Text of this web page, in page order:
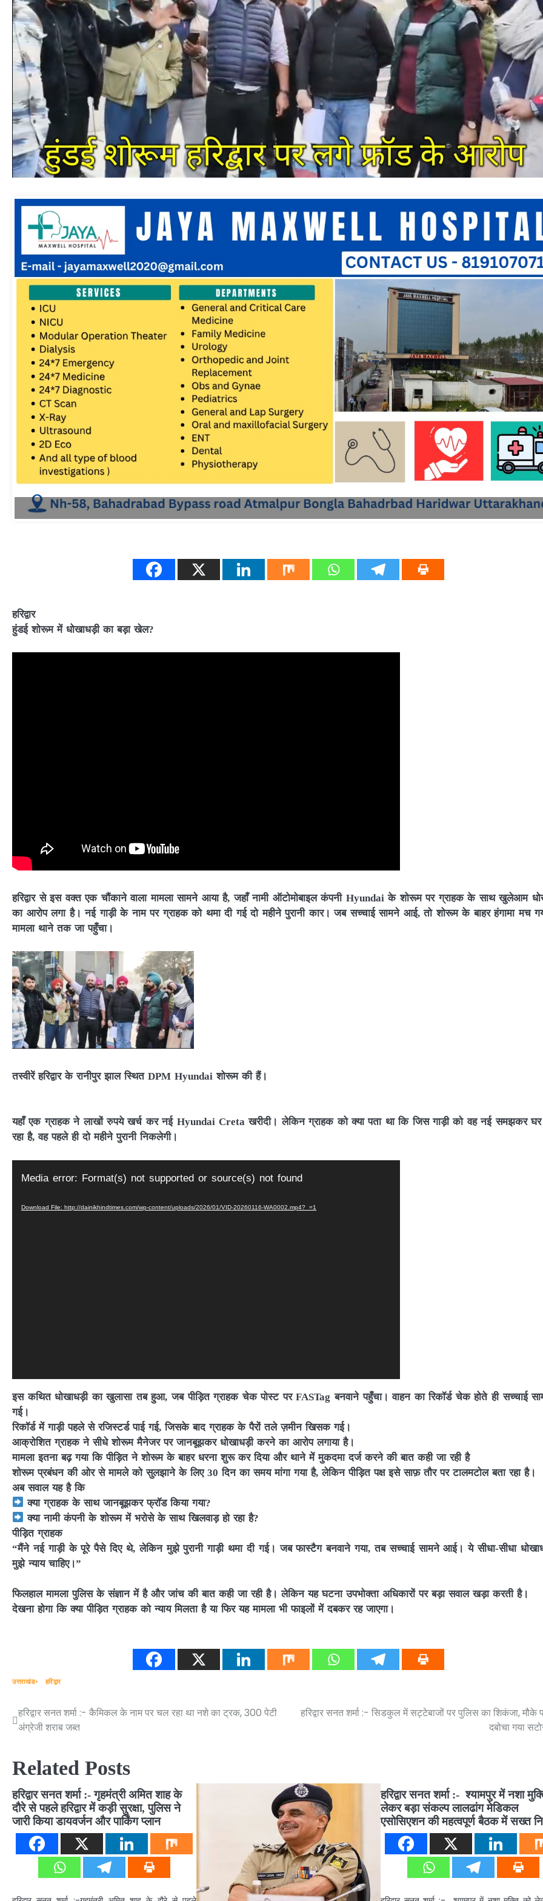
हरिद्वार
हुंडई शोरूम में धोखाधड़ी का बड़ा खेल?
हरिद्वार से इस वक्त एक चौंकाने वाला मामला सामने आया है, जहाँ नामी ऑटोमोबाइल कंपनी Hyundai के शोरूम पर ग्राहक के साथ खुलेआम
का आरोप लगा है। नई गाड़ी के नाम पर ग्राहक को थमा दी गई दो महीने पुरानी कार।जब सच्चाई सामने आई, तो शोरूम के बाहर हंगामा मच
मामला थाने तक जा पहुँचा।
तस्वीरें हरिद्वार के रानीपुर झाल स्थित DPM Hyundai शोरूम की हैं।
यहाँ एक ग्राहक ने लाखों रुपये खर्च कर नई Hyundai Creta खरीदी। लेकिन ग्राहक को क्या पता था कि जिस गाड़ी को वह नई समझकर
रहा है, वह पहले ही दो महीने पुरानी निकलेगी।
Player
Media error: Format(s) not supported or source(s) not found
Download File: http://dainikhindtimes.com/wp-content/uploads/2026/01/VID-20260116-WA0002.mp4?_=1
इस कथित धोखाधड़ी का खुलासा तब हुआ, जब पीड़ित ग्राहक चेक पोस्ट पर FASTag बनवाने पहुँचा। वाहन का रिकॉर्ड चेक होते ही सच्चाई
गई।
रिकॉर्ड में गाड़ी पहले से रजिस्टर्ड पाई गई, जिसके बाद ग्राहक के पैरों तले ज़मीन खिसक गई।
आक्रोशित ग्राहक ने सीधे शोरूम मैनेजर पर जानबूझकर धोखाधड़ी करने का आरोप लगाया है।
मामला इतना बढ़ गया कि पीड़ित ने शोरूम के बाहर धरना शुरू कर दिया और थाने में मुकदमा दर्ज करने की बात कही जा रही है
शोरूम प्रबंधन की ओर से मामले को सुलझाने के लिए 30 दिन का समय मांगा गया है, लेकिन पीड़ित पक्ष इसे साफ़ तौर पर टालमटोल बता रहा है।
अब सवाल यह है कि
क्या ग्राहक के साथ जानबूझकर फ्रॉड किया गया?
क्या नामी कंपनी के शोरूम में भरोसे के साथ खिलवाड़ हो रहा है?
पीड़ित ग्राहक
“मैंने नई गाड़ी के पूरे पैसे दिए थे, लेकिन मुझे पुरानी गाड़ी थमा दी गई। जब फास्टैग बनवाने गया, तब सच्चाई सामने आई। ये सीधा-सीधा
मुझे न्याय चाहिए।”
फिलहाल मामला पुलिस के संज्ञान में है और जांच की बात कही जा रही है। लेकिन यह घटना उपभोक्ता अधिकारों पर बड़ा सवाल खड़ा करती है।
देखना होगा कि क्या पीड़ित ग्राहक को न्याय मिलता है या फिर यह मामला भी फाइलों में दबकर रह जाएगा।
उत्तराखंड हरिद्वार
Post
navigation
हरिद्वार सनत शर्मा :- कैमिकल के नाम पर चल रहा था नशे का ट्रक, 300 पेटी
अंग्रेजी शराब जब्त
हरिद्वार सनत शर्मा :- सिडकुल में सट्टेबाजों पर पुलिस का शिकंजा, मौके
दबोचा गया
Related Posts
हरिद्वार सनत शर्मा :- गृहमंत्री अमित शाह के
दौरे से पहले हरिद्वार में कड़ी सुरक्षा, पुलिस ने
जारी किया डायवर्जन और पार्किंग प्लान
हरिद्वार सनत शर्मा :- श्यामपुर में नशा
लेकर बड़ा संकल्प लालढांग मेडिकल
एसोसिएशन की महत्वपूर्ण बैठक में सख्त